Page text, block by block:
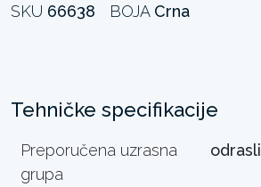
SKU 66638 BOJA Crna
Tehničke specifikacije
Preporučena uzrasna
grupa
odrasli